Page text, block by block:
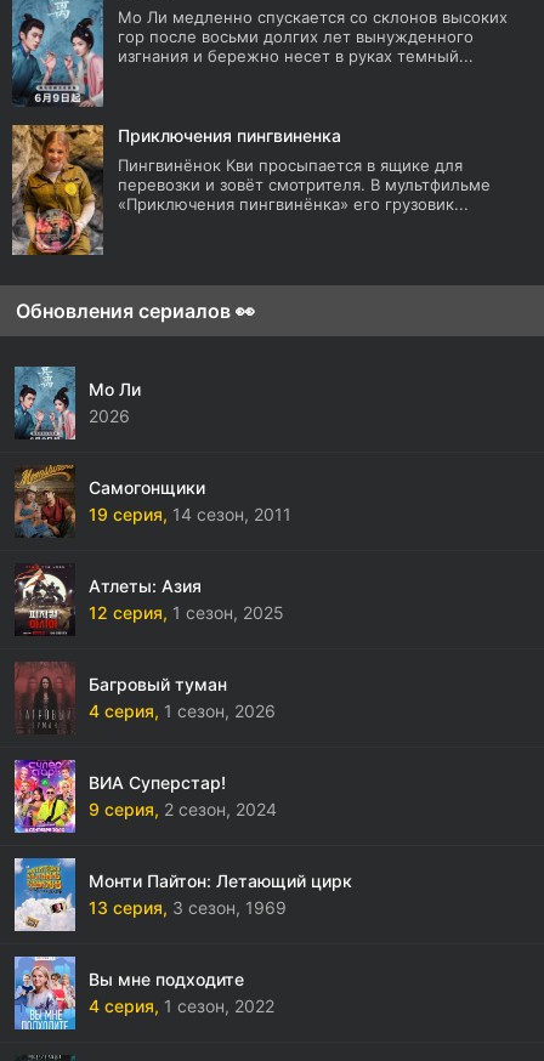
Мо Ли медленно спускается со склонов высоких
гор после восьми долгих лет вынужденного
изгнания и бережно несет в руках темный...
Приключения пингвиненка
Пингвинёнок Кви просыпается в ящике для
перевозки и зовёт смотрителя. В мультфильме
«Приключения пингвинёнка» его грузовик...
Обновления сериалов 👀
Мо Ли
2026
Самогонщики
19 серия, 14 сезон, 2011
Атлеты: Азия
12 серия, 1 сезон, 2025
Багровый туман
4 серия, 1 сезон, 2026
ВИА Суперстар!
9 серия, 2 сезон, 2024
Монти Пайтон: Летающий цирк
13 серия, 3 сезон, 1969
Вы мне подходите
4 серия, 1 сезон, 2022